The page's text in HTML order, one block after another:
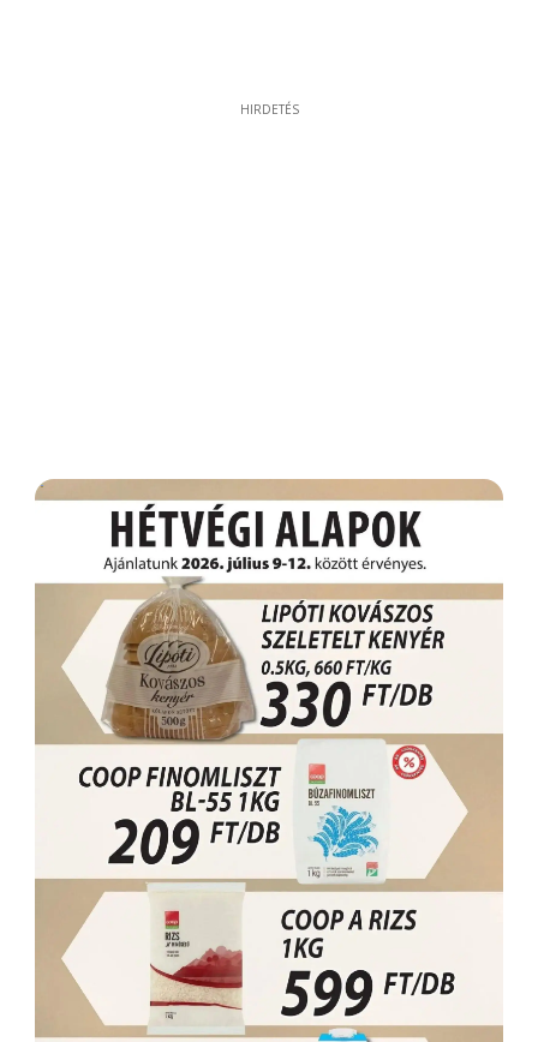
HIRDETÉS